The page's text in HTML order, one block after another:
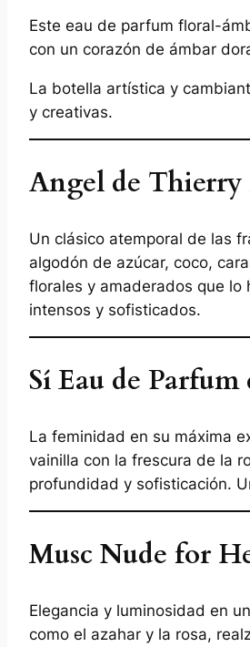
Este eau de parfum floral-
con un corazón de ámbar
La botella artística y
y creativas.
Angel de
Un clásico atemporal de las
algodón de azúcar, coco,
florales y amaderados que lo
intensos y sofisticados.
Sí Eau de
La feminidad en su máxima
vainilla con la frescura de la
profundidad y sofisticación.
Musc Nude for
Elegancia y luminosidad en
como el azahar y la rosa,